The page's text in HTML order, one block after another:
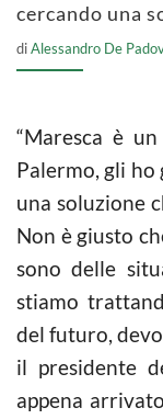
cercando una
diAlessandro De
“Maresca è
Palermo, gli
una soluzione
Non è giusto
sono delle
stiamo
del futuro,
il presidente
appena